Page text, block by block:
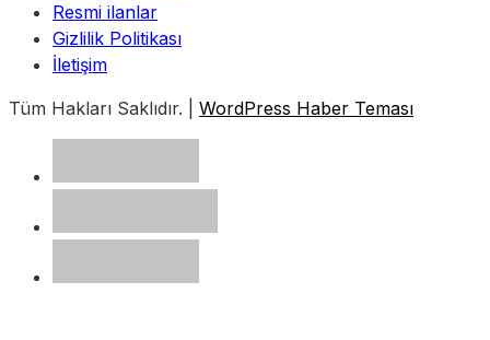
Resmi ilanlar
Gizlilik Politikası
İletişim
Tüm Hakları Saklıdır. | WordPress Haber Teması